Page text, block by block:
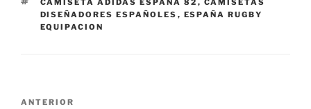
CAMISETA ADIDAS ESPAÑA 82 , CAMISETAS
DISEÑADORES ESPAÑOLES , ESPAÑA RUGBY
EQUIPACION
Navegación
Entrada
ANTERIOR